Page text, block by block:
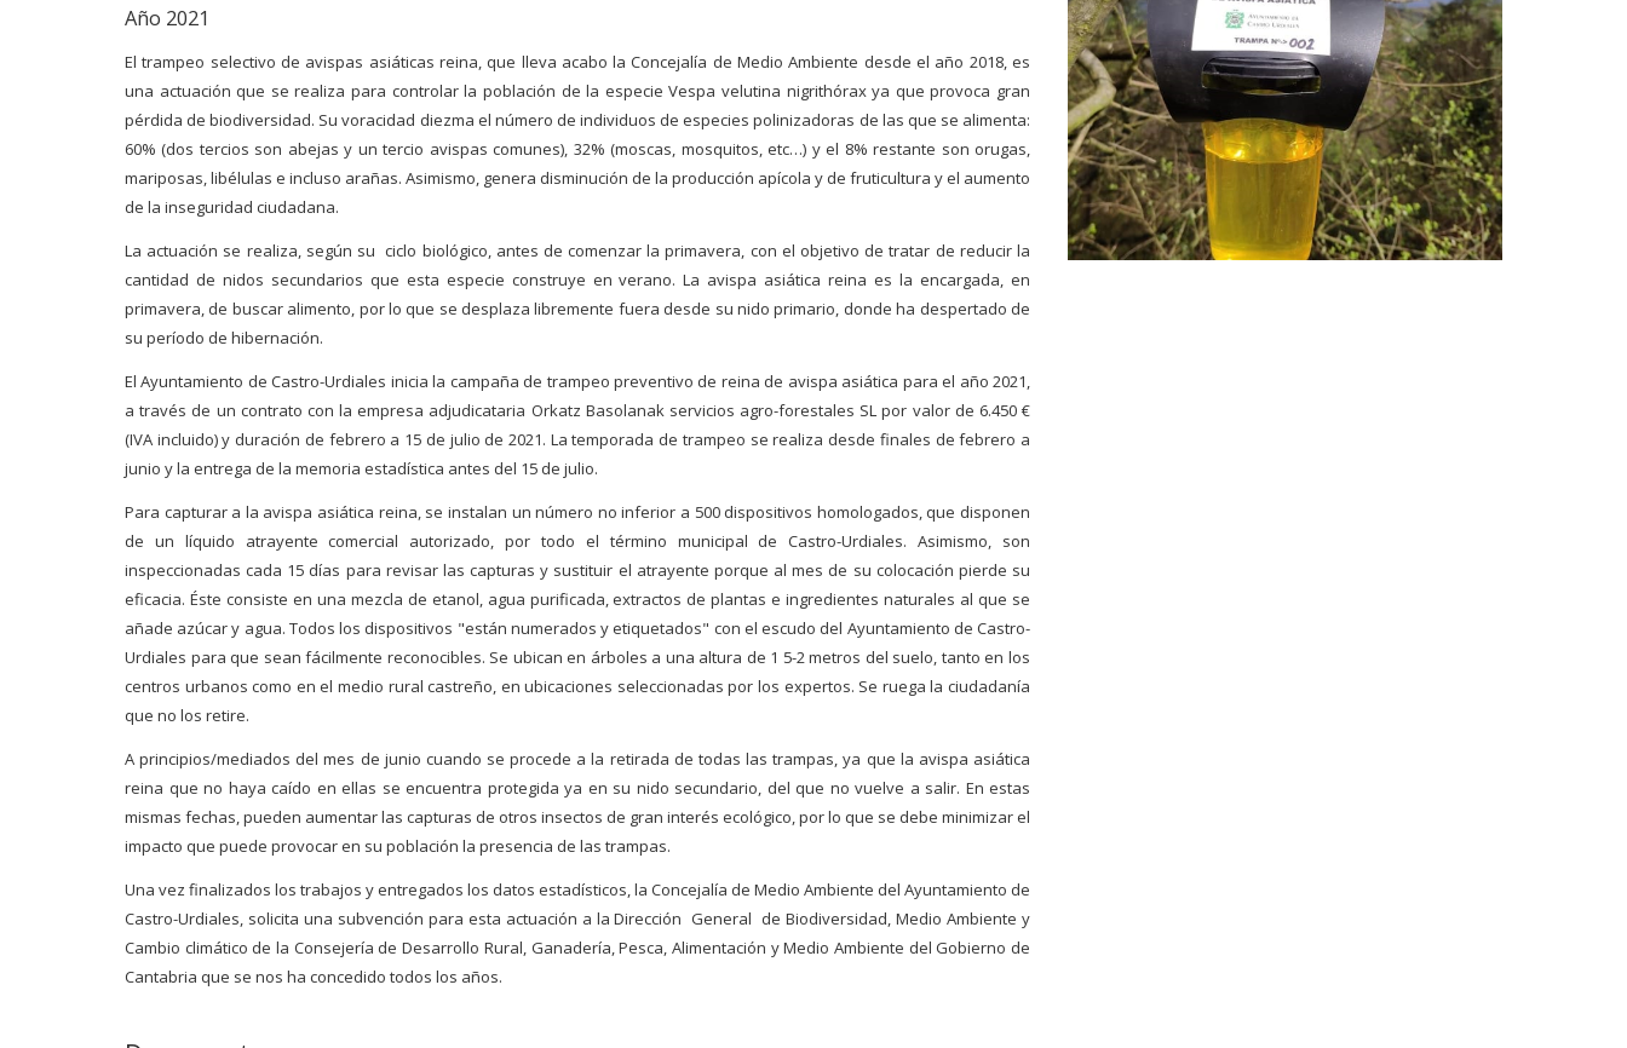
Año 2021
El trampeo selectivo de avispas asiáticas reina, que lleva acabo la Concejalía de Medio Ambiente desde el año 2018, es
una actuación que se realiza para controlar la población de la especie Vespa velutina nigrithórax ya que provoca gran
pérdida de biodiversidad. Su voracidad diezma el número de individuos de especies polinizadoras de las que se alimenta:
60% (dos tercios son abejas y un tercio avispas comunes), 32% (moscas, mosquitos, etc…) y el 8% restante son orugas,
mariposas, libélulas e incluso arañas. Asimismo, genera disminución de la producción apícola y de fruticultura y el aumento
de la inseguridad ciudadana.
La actuación se realiza, según su ciclo biológico, antes de comenzar la primavera, con el objetivo de tratar de reducir la
cantidad de nidos secundarios que esta especie construye en verano. La avispa asiática reina es la encargada, en
primavera, de buscar alimento, por lo que se desplaza libremente fuera desde su nido primario, donde ha despertado de
su período de hibernación.
El Ayuntamiento de Castro-Urdiales inicia la campaña de trampeo preventivo de reina de avispa asiática para el año 2021,
a través de un contrato con la empresa adjudicataria Orkatz Basolanak servicios agro-forestales SL por valor de 6.450 €
(IVA incluido) y duración de febrero a 15 de julio de 2021. La temporada de trampeo se realiza desde finales de febrero a
junio y la entrega de la memoria estadística antes del 15 de julio.
Para capturar a la avispa asiática reina, se instalan un número no inferior a 500 dispositivos homologados, que disponen
de un líquido atrayente comercial autorizado, por todo el término municipal de Castro-Urdiales. Asimismo, son
inspeccionadas cada 15 días para revisar las capturas y sustituir el atrayente porque al mes de su colocación pierde su
eficacia. Éste consiste en una mezcla de etanol, agua purificada, extractos de plantas e ingredientes naturales al que se
añade azúcar y agua. Todos los dispositivos "están numerados y etiquetados" con el escudo del Ayuntamiento de Castro-
Urdiales para que sean fácilmente reconocibles. Se ubican en árboles a una altura de 1 5-2 metros del suelo, tanto en los
centros urbanos como en el medio rural castreño, en ubicaciones seleccionadas por los expertos. Se ruega la ciudadanía
que no los retire.
A principios/mediados del mes de junio cuando se procede a la retirada de todas las trampas, ya que la avispa asiática
reina que no haya caído en ellas se encuentra protegida ya en su nido secundario, del que no vuelve a salir. En estas
mismas fechas, pueden aumentar las capturas de otros insectos de gran interés ecológico, por lo que se debe minimizar el
impacto que puede provocar en su población la presencia de las trampas.
Una vez finalizados los trabajos y entregados los datos estadísticos, la Concejalía de Medio Ambiente del Ayuntamiento de
Castro-Urdiales, solicita una subvención para esta actuación a la Dirección General de Biodiversidad, Medio Ambiente y
Cambio climático de la Consejería de Desarrollo Rural, Ganadería, Pesca, Alimentación y Medio Ambiente del Gobierno de
Cantabria que se nos ha concedido todos los años.